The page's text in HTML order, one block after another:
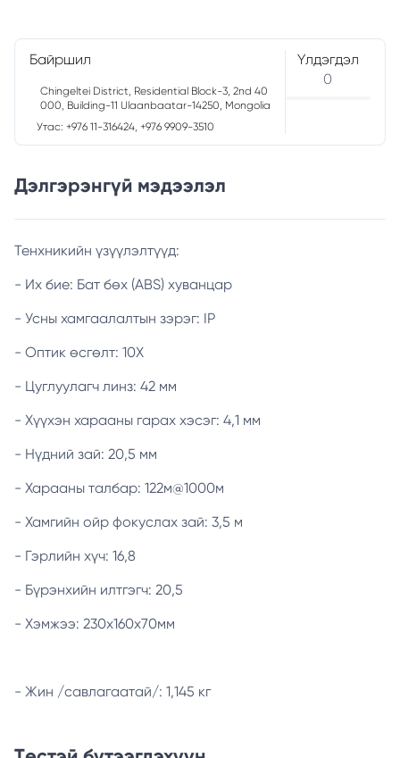
Байршил
Chingeltei District, Residential Block-3, 2nd 40
000, Building-11 Ulaanbaatar-14250, Mongolia
Утас: +976 11-316424, +976 9909-3510
Үлдэгдэл
0
Дэлгэрэнгүй мэдээлэл
Тенхникийн үзүүлэлтүүд:
- Их бие: Бат бөх (ABS) хуванцар
- Усны хамгаалалтын зэрэг: IP
- Оптик өсгөлт: 10Х
- Цуглуулагч линз: 42 мм
- Хүүхэн харааны гарах хэсэг: 4,1 мм
- Нүдний зай: 20,5 мм
- Харааны талбар: 122м@1000м
- Хамгийн ойр фокуслах зай: 3,5 м
- Гэрлийн хүч: 16,8
- Бүрэнхийн илтгэгч: 20,5
- Хэмжээ: 230х160х70мм
- Жин /савлагаатай/: 1,145 кг